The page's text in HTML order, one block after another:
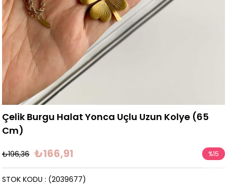
Çelik Burgu Halat Yonca Uçlu Uzun Kolye (65
Cm)
₺196,36 ₺166,91 %15
İndirim
(2039677)
STOK KODU